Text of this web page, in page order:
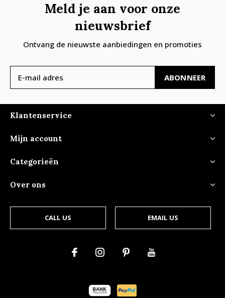
Meld je aan voor onze
nieuwsbrief
Ontvang de nieuwste aanbiedingen en promoties
ABONNEER
Klantenservice
Mijn account
Categorieën
Over ons
CALL US EMAIL US